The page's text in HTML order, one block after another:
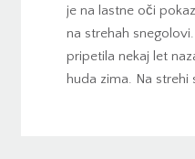
je na lastne oči
na strehah
pripetila nekaj let
huda zima. Na strehi